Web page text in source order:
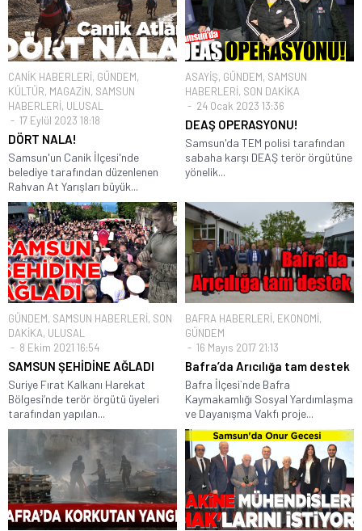
CANİK HABERLERİ, GÜNDEM,
KÜLTÜR, MAGAZİN, SAMSUN
HABERLERİ, ULUSAL
17 Eylül 2023 18:18
DÖRT NALA!
Samsun'un Canik İlçesi'nde
belediye tarafından düzenlenen
Rahvan At Yarışları büyük...
ASAYİŞ, GÜNDEM, SAMSUN
HABERLERİ, SON DAKİKA
24 Ocak 2023 13:36
DEAŞ OPERASYONU!
Samsun'da TEM polisi tarafından
sabaha karşı DEAŞ terör örgütüne
yönelik...
GÜNDEM, SAMSUN HABERLERİ, SON
DAKİKA, ULUSAL
8 Ekim 2021 16:54
SAMSUN ŞEHİDİNE AĞLADI
Suriye Fırat Kalkanı Harekat
Bölgesi’nde terör örgütü üyeleri
tarafından yapılan...
BAFRA HABERLERİ, EKONOMİ,
GÜNDEM
16 Mayıs 2017 21:13
Bafra’da Arıcılığa tam destek
Bafra İlçesi`nde Bafra
Kaymakamlığı Sosyal Yardımlaşma
ve Dayanışma Vakfı proje...